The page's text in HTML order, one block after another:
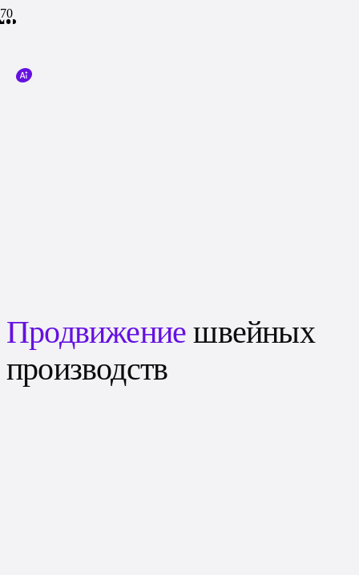
Продвижение швейных
производств